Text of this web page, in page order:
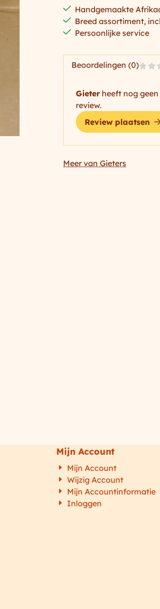
Handgemaakte
Breed assortiment,
Persoonlijke service
Beoordelingen (0)
Gieter heeft nog
review.
Review plaatsen
Meer van Gieters
Mijn Account
Mijn Account
Wijzig Account
Mijn Accountinformatie
Inloggen